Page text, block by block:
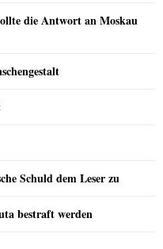
die Antwort an Moskau
Schuld dem Leser zu
bestraft werden